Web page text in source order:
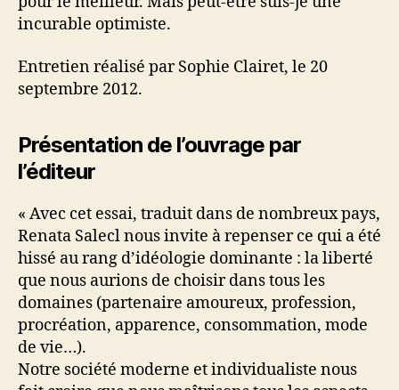
incurable optimiste.
Entretien réalisé par Sophie Clairet, le 20
septembre 2012.
Présentation de l’ouvrage par
l’éditeur
« Avec cet essai, traduit dans de nombreux pays,
Renata Salecl nous invite à repenser ce qui a été
hissé au rang d’idéologie dominante : la liberté
que nous aurions de choisir dans tous les
domaines (partenaire amoureux, profession,
procréation, apparence, consommation, mode
de vie…).
Notre société moderne et individualiste nous